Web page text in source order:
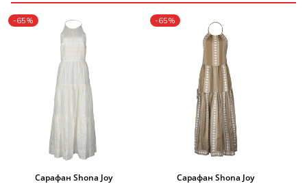
-65%
Сарафан Shona Joy
-65%
Сарафан Shona Joy